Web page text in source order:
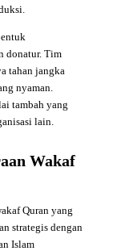
donatur. Tim
tahan jangka
nyaman.
tambah yang
lain.
Wakaf
Quran yang
strategis dengan
Islam